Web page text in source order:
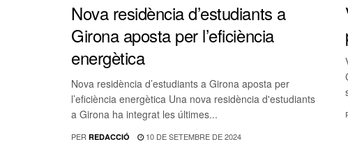
Nova residència d’estudiants a
Girona aposta per l’eficiència
energètica
Nova residència d’estudiants a Girona aposta per
l’eficiència energètica Una nova residència d'estudiants
a Girona ha integrat les últimes...
PER REDACCIÓ 10 DE SETEMBRE DE 2024